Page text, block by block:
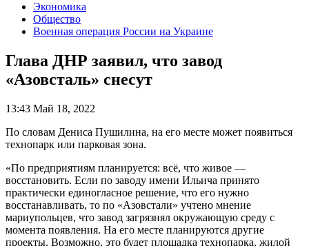
Экономика
Общество
Военная операция России на Украине
Глава ДНР заявил, что завод
«Азовсталь» снесут
13:43 Май 18, 2022
По словам Дениса Пушилина, на его месте может появиться
технопарк или парковая зона.
«По предприятиям планируется: всё, что живое —
восстановить. Если по заводу имени Ильича принято
практически единогласное решение, что его нужно
восстанавливать, то по «Азовстали» учтено мнение
мариупольцев, что завод загрязнял окружающую среду с
момента появления. На его месте планируются другие
проекты. Возможно, это будет площадка технопарка, жилой